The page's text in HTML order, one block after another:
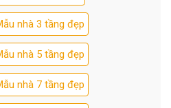
nhà 3 tầng đẹp
nhà 5 tầng đẹp
nhà 7 tầng đẹp